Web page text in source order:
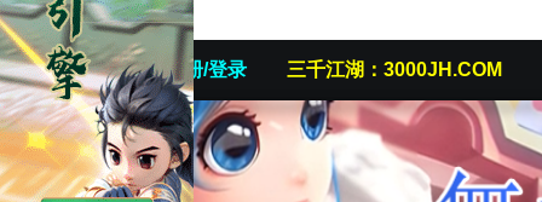
首页 发帖/注册/登录 三千江湖：3000JH.COM